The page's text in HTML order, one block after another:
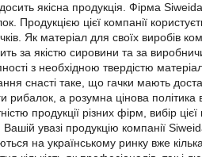
якісна продукція. Фірма
цієї компанії
Як матеріал для своїх виробів
за якістю сировини та за
з необхідною твердістю
снасті таке, що гачки мають
а розумна цінова політика
продукції різних фірм, вибір
увазі продукцію компанії
на українському ринку вже